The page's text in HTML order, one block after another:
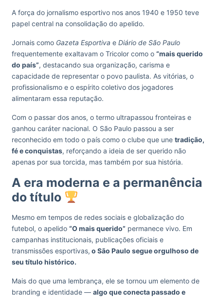
A força do jornalismo esportivo nos anos 1940 e 1950 teve
papel central na consolidação do apelido.
Jornais como Gazeta Esportiva e Diário de São Paulo
frequentemente exaltavam o Tricolor como o “mais querido
do país”, destacando sua organização, carisma e
capacidade de representar o povo paulista. As vitórias, o
profissionalismo e o espírito coletivo dos jogadores
alimentaram essa reputação.
Com o passar dos anos, o termo ultrapassou fronteiras e
ganhou caráter nacional. O São Paulo passou a ser
reconhecido em todo o país como o clube que une tradição,
fé e conquistas, reforçando a ideia de ser querido não
apenas por sua torcida, mas também por sua história.
A era moderna e a permanência
do título
Mesmo em tempos de redes sociais e globalização do
futebol, o apelido “O mais querido” permanece vivo. Em
campanhas institucionais, publicações oficiais e
transmissões esportivas, o São Paulo segue orgulhoso de
seu título histórico.
Mais do que uma lembrança, ele se tornou um elemento de
branding e identidade — algo que conecta passado e